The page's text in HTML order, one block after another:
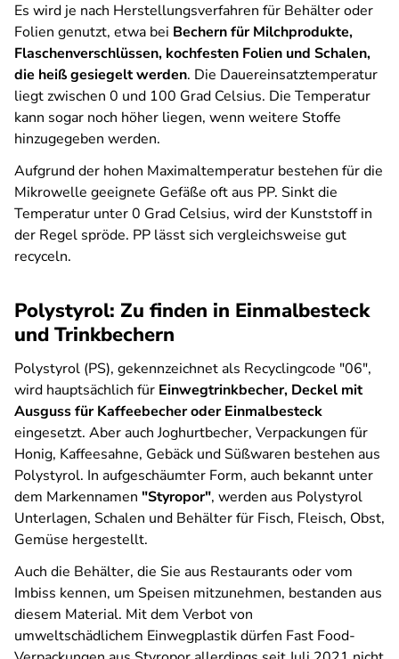
Es wird je nach Herstellungsverfahren für Behälter oder
Folien genutzt, etwa bei Bechern für Milchprodukte,
Flaschenverschlüssen, kochfesten Folien und Schalen,
die heiß gesiegelt werden. Die Dauereinsatztemperatur
liegt zwischen 0 und 100 Grad Celsius. Die Temperatur
kann sogar noch höher liegen, wenn weitere Stoffe
hinzugegeben werden.
Aufgrund der hohen Maximaltemperatur bestehen für die
Mikrowelle geeignete Gefäße oft aus PP. Sinkt die
Temperatur unter 0 Grad Celsius, wird der Kunststoff in
der Regel spröde. PP lässt sich vergleichsweise gut
recyceln.
Polystyrol: Zu finden in Einmalbesteck
und Trinkbechern
Polystyrol (PS), gekennzeichnet als Recyclingcode "06",
wird hauptsächlich für Einwegtrinkbecher, Deckel mit
Ausguss für Kaffeebecher oder Einmalbesteck
eingesetzt. Aber auch Joghurtbecher, Verpackungen für
Honig, Kaffeesahne, Gebäck und Süßwaren bestehen aus
Polystyrol. In aufgeschäumter Form, auch bekannt unter
dem Markennamen "Styropor", werden aus Polystyrol
Unterlagen, Schalen und Behälter für Fisch, Fleisch, Obst,
Gemüse hergestellt.
Auch die Behälter, die Sie aus Restaurants oder vom
Imbiss kennen, um Speisen mitzunehmen, bestanden aus
diesem Material. Mit dem Verbot von
umweltschädlichem Einwegplastik dürfen Fast Food-